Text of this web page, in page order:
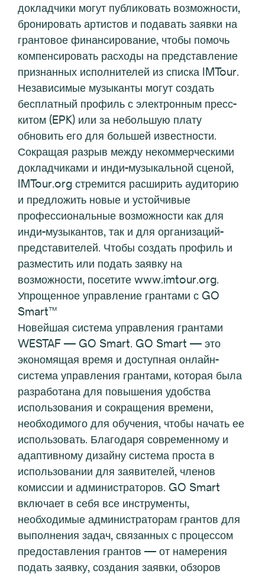
докладчики могут публиковать возможности,
бронировать артистов и подавать заявки на
грантовое финансирование, чтобы помочь
компенсировать расходы на представление
признанных исполнителей из списка IMTour.
Независимые музыканты могут создать
бесплатный профиль с электронным пресс-
китом (EPK) или за небольшую плату
обновить его для большей известности.
Сокращая разрыв между некоммерческими
докладчиками и инди-музыкальной сценой,
IMTour.org стремится расширить аудиторию
и предложить новые и устойчивые
профессиональные возможности как для
инди-музыкантов, так и для организаций-
представителей. Чтобы создать профиль и
разместить или подать заявку на
возможности, посетите www.imtour.org.
Упрощенное управление грантами с GO
Smart™
Новейшая система управления грантами
WESTAF — GO Smart. GO Smart — это
экономящая время и доступная онлайн-
система управления грантами, которая была
разработана для повышения удобства
использования и сокращения времени,
необходимого для обучения, чтобы начать ее
использовать. Благодаря современному и
адаптивному дизайну система проста в
использовании для заявителей, членов
комиссии и администраторов. GO Smart
включает в себя все инструменты,
необходимые администраторам грантов для
выполнения задач, связанных с процессом
предоставления грантов — от намерения
подать заявку, создания заявки, обзоров